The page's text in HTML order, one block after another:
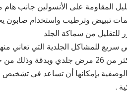
المقاومة على الأنسولين جانب هام
تبييض وترطيب واستخدام صابون
للتقليل من سماكة الجلد
خلاله تشخيص أكثر من 26 مرض جلدي
الوصفية بإمكانها أن تساعد في
.